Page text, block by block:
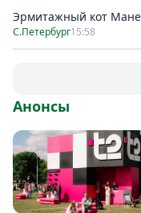
Эрмитажный кот
С.Петербург15:58
Анонсы